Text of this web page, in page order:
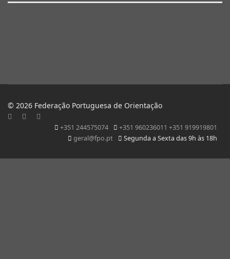
© 2026 Federação Portuguesa de Orientação
+351 244575074
+351 960236011 +351 919919801
geral@fpo.pt
Segunda a Sexta das 9h às 18h